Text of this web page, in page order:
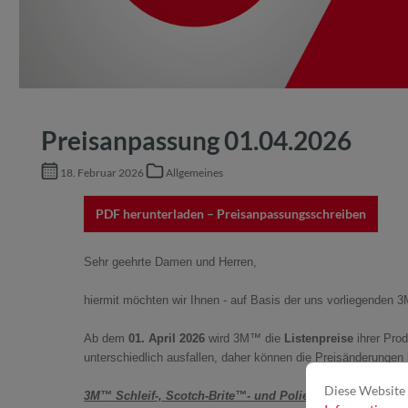
Preisanpassung 01.04.2026
18. Februar 2026 Allgemeines
PDF herunterladen – Preisanpassungsschreiben
Sehr geehrte Damen und Herren,
hiermit möchten wir Ihnen - auf Basis der uns vorliegenden
Ab dem01. April 2026 wird 3M™ die Listenpreise ihrer
unterschiedlich ausfallen, daher können die
3M™ Schleif-, Scotch-Brite™- und Poliersysteme –
Diese